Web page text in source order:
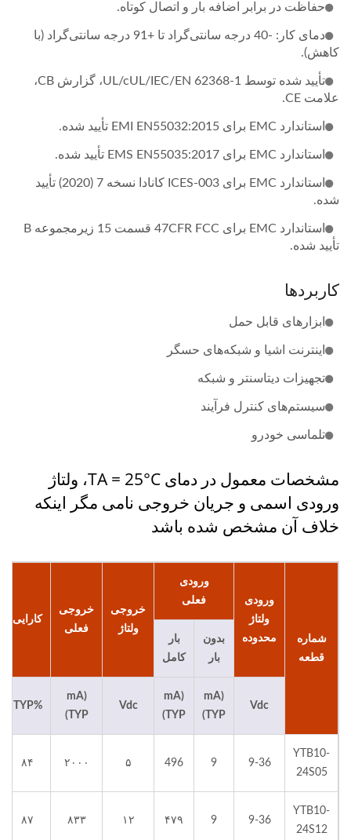
حفاظت در برابر اضافه بار و اتصال کوتاه.
دمای کار: -40 درجه سانتی‌گراد تا +91 درجه سانتی‌گراد (با
کاهش).
تأیید شده توسط UL/cUL/IEC/EN 62368-1، گزارش CB،
علامت CE.
استاندارد EMC برای EMI EN55032:2015 تأیید شده.
استاندارد EMC برای EMS EN55035:2017 تأیید شده.
استاندارد EMC برای ICES-003 کانادا نسخه 7 (2020) تأیید
شده.
استاندارد EMC برای 47CFR FCC قسمت 15 زیرمجموعه B
تأیید شده.
کاربردها
ابزارهای قابل حمل
اینترنت اشیا و شبکه‌های حسگر
تجهیزات دیتاسنتر و شبکه
سیستم‌های کنترل فرآیند
تلماسی خودرو
مشخصات معمول در دمای TA = 25°C، ولتاژ
ورودی اسمی و جریان خروجی نامی مگر اینکه
خلاف آن مشخص شده باشد
شماره
قطعه
ورودی
ولتاژ
محدوده
ورودی
فعلی
خروجی
ولتاژ
خروجی
فعلی
کارایی
بدون
بار
بار
کامل
Vdc
(mA
TYP)
(mA
TYP)
Vdc
(mA
TYP)
%TYP
YTB10-
24S05
9-36
9
496 ۵ ۲۰۰۰ ۸۴
YTB10-
24S12
9-36
9 ۴۷۹ ۱۲ ۸۳۳ ۸۷